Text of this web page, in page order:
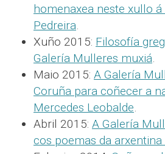
homenaxea neste xullo
Pedreira.
Xuño 2015: Filosofía
Galería Mulleres muxiá.
Maio 2015: A Galería
Coruña para coñecer a
Mercedes Leobalde.
Abril 2015: A Galería
cos poemas da